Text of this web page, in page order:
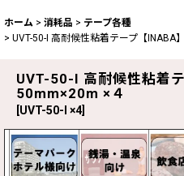
ホーム > 消耗品 > テープ各種
> UVT-50-I 高耐候性粘着テープ【INABA
UVT-50-I 高耐候性粘着
50mm×20m ×４
UVT-50-I ×4